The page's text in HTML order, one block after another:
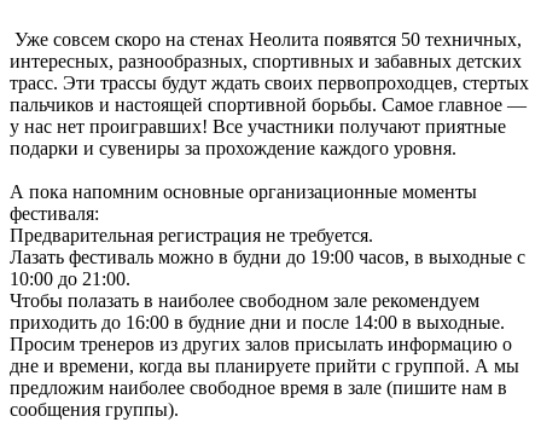
Уже совсем скоро на стенах Неолита появятся 50 техничных,
интересных, разнообразных, спортивных и забавных детских
трасс. Эти трассы будут ждать своих первопроходцев, стертых
пальчиков и настоящей спортивной борьбы. Самое главное —
у нас нет проигравших! Все участники получают приятные
подарки и сувениры за прохождение каждого уровня.
А пока напомним основные организационные моменты
фестиваля:
Предварительная регистрация не требуется.
Лазать фестиваль можно в будни до 19:00 часов, в выходные с
10:00 до 21:00.
Чтобы полазать в наиболее свободном зале рекомендуем
приходить до 16:00 в будние дни и после 14:00 в выходные.
Просим тренеров из других залов присылать информацию о
дне и времени, когда вы планируете прийти с группой. А мы
предложим наиболее свободное время в зале (пишите нам в
сообщения группы).